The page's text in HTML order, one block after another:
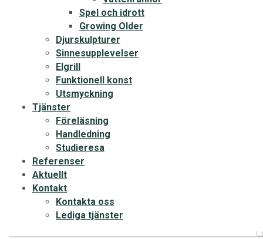
Spel och idrott
Growing Older
Djurskulpturer
Sinnesupplevelser
Elgrill
Funktionell konst
Utsmyckning
Tjänster
Föreläsning
Handledning
Studieresa
Referenser
Aktuellt
Kontakt
Kontakta oss
Lediga tjänster